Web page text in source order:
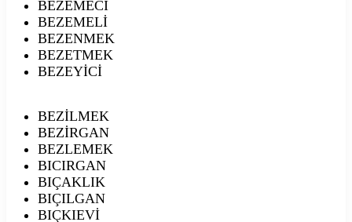
BEZEMECİ
BEZEMELİ
BEZENMEK
BEZETMEK
BEZEYİCİ
BEZİLMEK
BEZİRGAN
BEZLEMEK
BICIRGAN
BIÇAKLIK
BIÇILGAN
BIÇKIEVİ